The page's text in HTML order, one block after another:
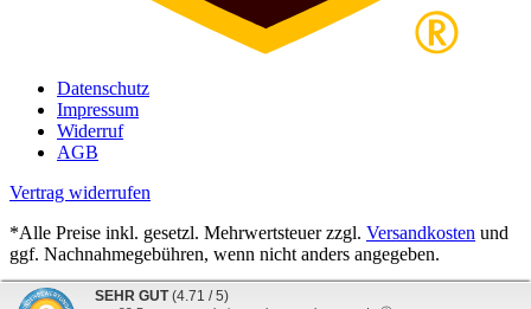
Datenschutz
Impressum
Widerruf
AGB
Vertrag widerrufen
*Alle Preise inkl. gesetzl. Mehrwertsteuer zzgl. Versandkosten und
ggf. Nachnahmegebühren, wenn nicht anders angegeben.
SEHR GUT (4.71 / 5)